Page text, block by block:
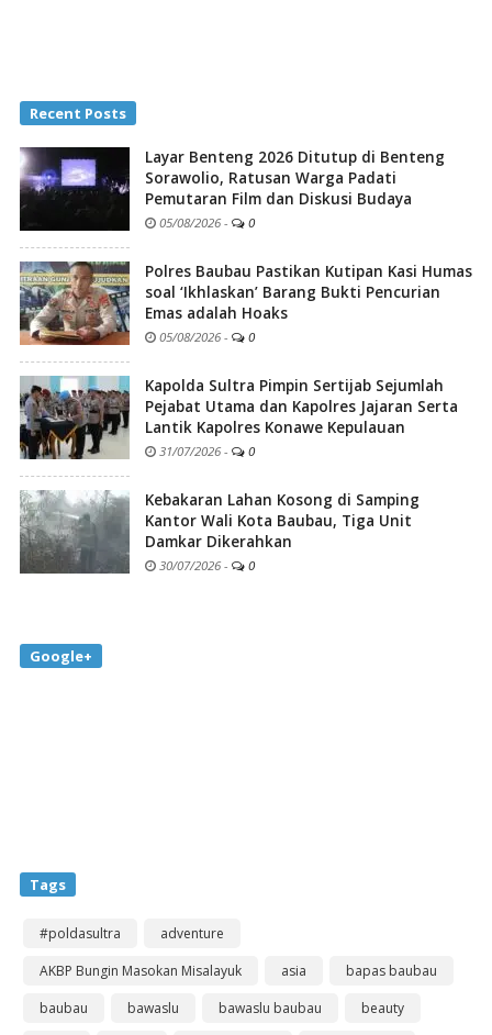
Recent Posts
Layar Benteng 2026 Ditutup di Benteng
Sorawolio, Ratusan Warga Padati
Pemutaran Film dan Diskusi Budaya
05/08/2026 - 0
Polres Baubau Pastikan Kutipan Kasi Humas
soal ‘Ikhlaskan’ Barang Bukti Pencurian
Emas adalah Hoaks
05/08/2026 - 0
Kapolda Sultra Pimpin Sertijab Sejumlah
Pejabat Utama dan Kapolres Jajaran Serta
Lantik Kapolres Konawe Kepulauan
31/07/2026 - 0
Kebakaran Lahan Kosong di Samping
Kantor Wali Kota Baubau, Tiga Unit
Damkar Dikerahkan
30/07/2026 - 0
Google+
Tags
#poldasultra
adventure
AKBP Bungin Masokan Misalayuk
asia
bapas baubau
baubau
bawaslu bawaslu baubau
beauty